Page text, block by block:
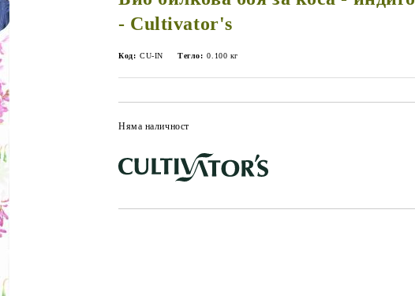
- Cultivator's
Код: CU-IN Тегло: 0.100 кг
Няма наличност